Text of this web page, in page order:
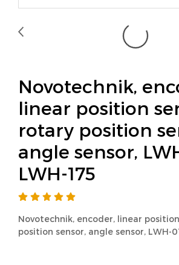
Novotechnik,
linear position
rotary position
angle sensor,
LWH-175
Novotechnik, encoder, linear
position sensor, angle sensor, LWH-